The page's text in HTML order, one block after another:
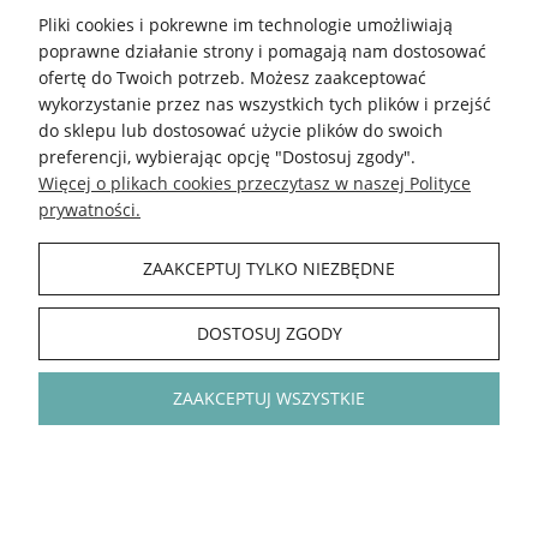
Kokonki.motki
Grupa FB
5.0
Średnia ocena kokonki.pl
Na podstawie 148 394opiniiz całego okresu
INFORMACJE
POLECAMY
KOKONKI
Pliki cookies i pokrewne im technologie umożliwiają
poprawne działanie strony i pomagają nam dostosować
ofertę do Twoich potrzeb. Możesz zaakceptować
wykorzystanie przez nas wszystkich tych plików i przejść
do sklepu lub dostosować użycie plików do swoich
preferencji, wybierając opcję "Dostosuj zgody".
Więcej o plikach cookies przeczytasz w naszej Polityce
prywatności.
ZAAKCEPTUJ TYLKO NIEZBĘDNE
DOSTOSUJ ZGODY
ZAAKCEPTUJ WSZYSTKIE